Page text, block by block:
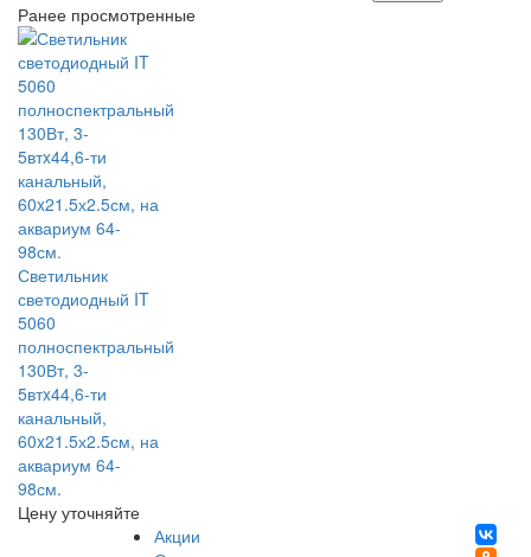
Ранее просмотренные
Светильник
светодиодный IT
5060
полноспектральный
130Вт, 3-
5втx44,6-ти
канальный,
60x21.5х2.5см, на
аквариум 64-
98см.
Цену уточняйте
Акции